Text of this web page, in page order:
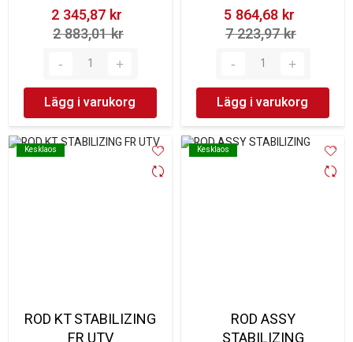
2 345,87 kr‎
2 883,01 kr‎
Lägg i varukorg
5 864,68 kr‎
7 223,97 kr‎
Lägg i varukorg
Kesklaos
Kesklaos
ROD KT STABILIZING
Kesklaos
Kesklaos
ROD ASSY